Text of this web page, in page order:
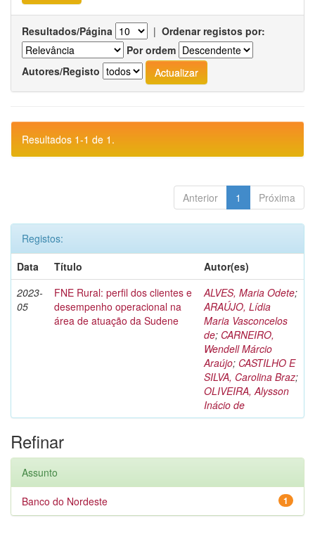
Resultados/Página | Ordenar registos por:
Por ordem
Autores/Registo
Resultados 1-1 de 1.
Anterior 1 Próxima
Registos:
Data
Título
Autor(es)
2023-
05
FNE Rural: perfil dos clientes e
desempenho operacional na
área de atuação da Sudene
ALVES, Maria Odete;
ARAÚJO, Lídia
Maria Vasconcelos
de; CARNEIRO,
Wendell Márcio
Araújo; CASTILHO E
SILVA, Carolina Braz;
OLIVEIRA, Alysson
Inácio de
Refinar
Assunto
1
Banco do Nordeste